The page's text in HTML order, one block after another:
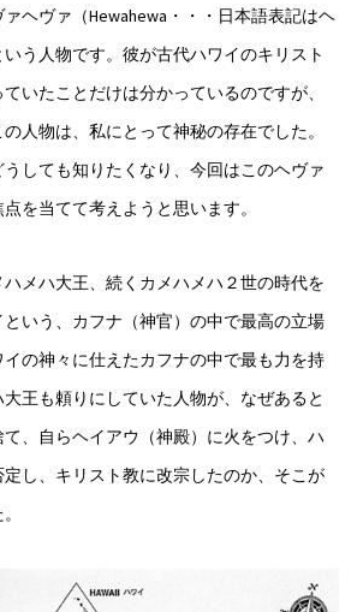
ヘヴァ（Hewahewa・・・日本語表記はヘ
う人物です。彼が古代ハワイのキリスト
いたことだけは分かっているのですが、
人物は、私にとって神秘の存在でした。
しても知りたくなり、今回はこのヘヴァ
を当てて考えようと思います。
メハ大王、続くカメハメハ２世の時代を
いう、カフナ（神官）の中で最高の立場
の神々に仕えたカフナの中で最も力を持
王も頼りにしていた人物が、なぜあると
、自らヘイアウ（神殿）に火をつけ、ハ
し、キリスト教に改宗したのか、そこが